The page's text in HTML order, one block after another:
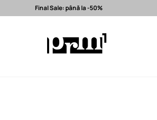
Expediere în 24h > Branduri premium selectate >
Final Sale: până la -50%